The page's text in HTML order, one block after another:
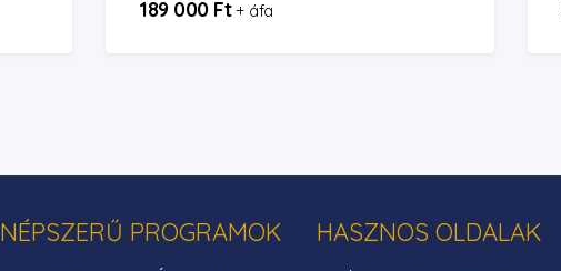
189 000 Ft+ áfa
NÉPSZERŰ PROGRAMOK HASZNOS OLDALAK